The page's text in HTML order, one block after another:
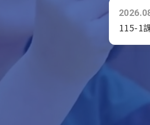
115-1